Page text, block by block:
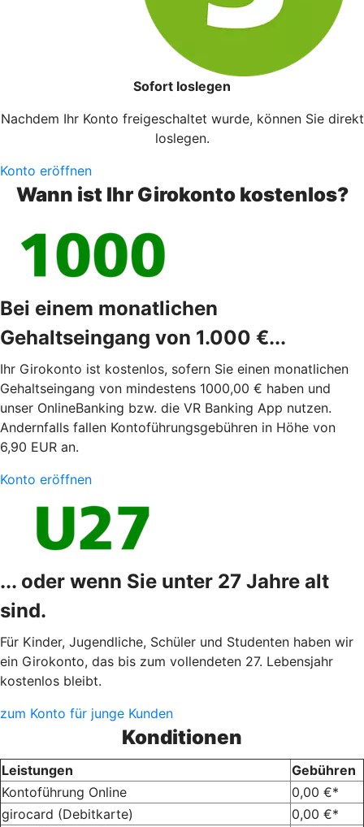
Sofort loslegen
Nachdem Ihr Konto freigeschaltet wurde, können Sie direkt
loslegen.
Konto eröffnen
Wann ist Ihr Girokonto kostenlos?
Bei einem monatlichen
Gehaltseingang von 1.000 €...
Ihr Girokonto ist kostenlos, sofern Sie einen monatlichen
Gehaltseingang von mindestens 1000,00 € haben und
unser OnlineBanking bzw. die VR Banking App nutzen.
Andernfalls fallen Kontoführungsgebühren in Höhe von
6,90 EUR an.
Konto eröffnen
... oder wenn Sie unter 27 Jahre alt
sind.
Für Kinder, Jugendliche, Schüler und Studenten haben wir
ein Girokonto, das bis zum vollendeten 27. Lebensjahr
kostenlos bleibt.
zum Konto für junge Kunden
Konditionen
Leistungen
Gebühren
Kontoführung Online
0,00 €*
girocard (Debitkarte)
0,00 €*